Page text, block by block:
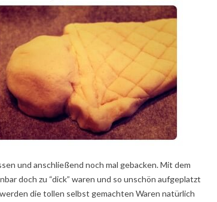
und anschließend noch mal gebacken. Mit dem
doch zu “dick” waren und so unschön aufgeplatzt
die tollen selbst gemachten Waren natürlich